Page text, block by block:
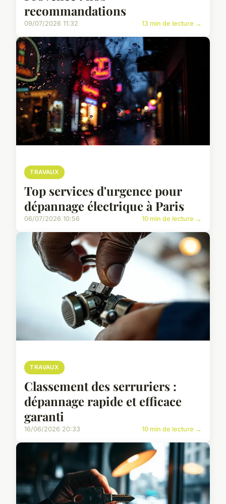
recommandations
09/07/2026 11:32 13 min de lecture →
TRAVAUX
Top services d'urgence pour
dépannage électrique à Paris
06/07/2026 10:56 10 min de lecture →
TRAVAUX
Classement des serruriers :
dépannage rapide et efficace
garanti
16/06/2026 20:33 10 min de lecture →